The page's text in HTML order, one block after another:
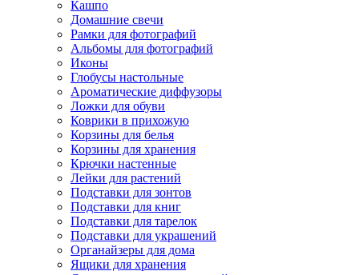
Кашпо
Домашние свечи
Рамки для фотографий
Альбомы для фотографий
Иконы
Глобусы настольные
Ароматические диффузоры
Ложки для обуви
Коврики в прихожую
Корзины для белья
Корзины для хранения
Крючки настенные
Лейки для растений
Подставки для зонтов
Подставки для книг
Подставки для тарелок
Подставки для украшений
Органайзеры для дома
Ящики для хранения